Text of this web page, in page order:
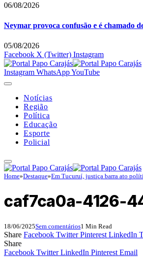
06/08/2026
Neymar provoca confusão e é chamado
05/08/2026
Facebook X (Twitter) Instagram
Instagram WhatsAppYouTube
Notícias
Região
Política
Educação
Esporte
Policial
Home»Destaque»Em Tucuruí, justiça barra ato
caf7ca0a-4126-
18/06/2025Sem comentários1 Min Read
Share Facebook Twitter Pinterest LinkedIn
Share
Facebook Twitter LinkedIn Pinterest Email